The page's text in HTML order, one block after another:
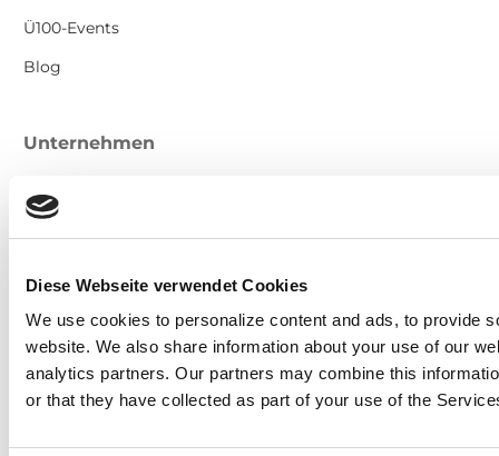
Diese Webseite verwendet Cookies
We use cookies to personalize content and ads, to provide
website. We also share information about your use of our
analytics partners. Our partners may combine this
or that they have collected as part of your use of the
Ü100-Events
Blog
Unternehmen
Karriere
Datenschutz
AGB